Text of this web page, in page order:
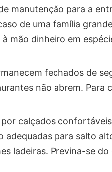
manutenção para a
de uma família
mão dinheiro em
fechados de
não abrem. Para
calçados
adequadas para salto
ladeiras. Previna-se